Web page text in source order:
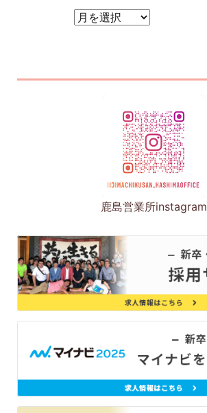
鹿島営業所instagram